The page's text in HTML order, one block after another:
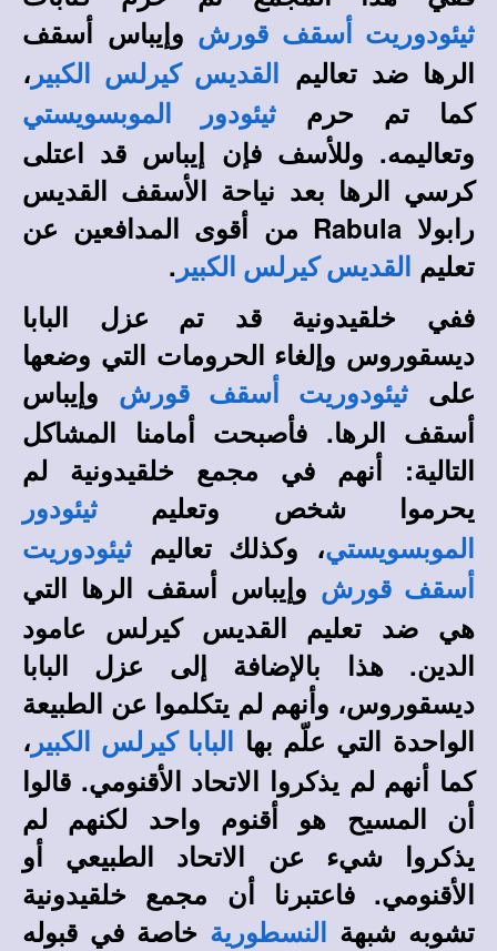
ثيئودوريت أسقف قورش وإيباس أسقف
الرها ضد تعاليم
القديس كيرلس الكبير ،
كما تم حرم
ثيئودور الموبسويستي
وتعاليمه. وللأسف فإن إيباس قد اعتلى
كرسي الرها بعد نياحة الأسقف القديس
رابولا Rabula من أقوى المدافعين عن
تعليم
القديس كيرلس الكبير .
ففي خلقيدونية قد تم عزل البابا
ديسقوروس وإلغاء الحرومات التي وضعها
على
ثيئودوريت أسقف قورش
وإيباس
أسقف الرها. فأصبحت أمامنا المشاكل
التالية: أنهم في مجمع خلقيدونية لم
يحرموا شخص وتعليم
ثيئودور
الموبسويستي، وكذلك تعاليم
ثيئودوريت
أسقف قورش وإيباس أسقف الرها التي
هي ضد تعليم القديس كيرلس عامود
الدين. هذا بالإضافة إلى عزل البابا
ديسقوروس، وأنهم لم يتكلموا عن الطبيعة
الواحدة التي علّم بها
البابا كيرلس الكبير ،
كما أنهم لم يذكروا الاتحاد الأقنومي. قالوا
أن المسيح هو أقنوم واحد لكنهم لم
يذكروا شيء عن الاتحاد الطبيعي أو
الأقنومي. فاعتبرنا أن مجمع خلقيدونية
تشوبه شبهة
النسطورية خاصة في قبوله